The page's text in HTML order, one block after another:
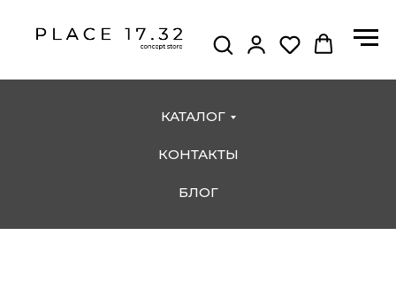
КАТАЛОГ
КОНТАКТЫ
БЛОГ